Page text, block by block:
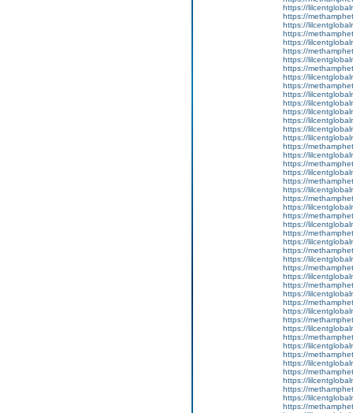
https://
https://
https://
https://
https://
https://
https://
https://
https://
https://
https://
https://
https://
https://
https://
https://
https://
https://
https://
https://
https://
https://
https://
https://
https://
https://
https://
https://
https://
https://
https://
https://
https://
https://
https://
https://
https://
https://
https://
https://
https://
https://
https://
https://
https://
https://
https://